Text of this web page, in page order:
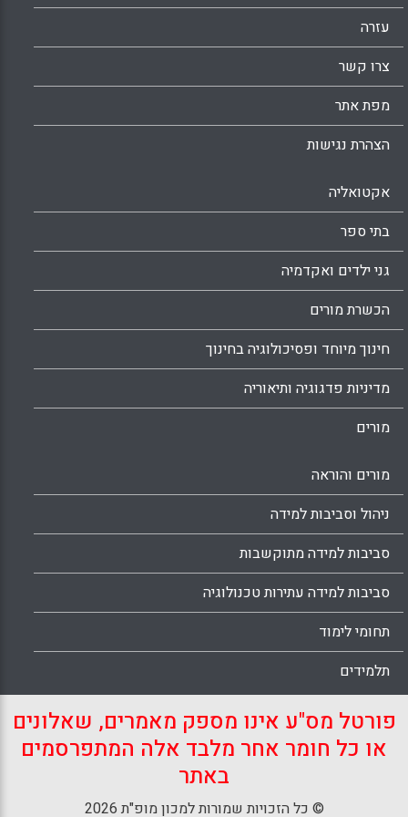
עזרה
צרו קשר
מפת אתר
הצהרת נגישות
אקטואליה
בתי ספר
גני ילדים ואקדמיה
הכשרת מורים
חינוך מיוחד ופסיכולוגיה בחינוך
מדיניות פדגוגיה ותיאוריה
מורים
מורים והוראה
ניהול וסביבות למידה
סביבות למידה מתוקשבות
סביבות למידה עתירות טכנולוגיה
תחומי לימוד
תלמידים
פורטל מס"ע אינו מספק מאמרים, שאלונים
או כל חומר אחר מלבד אלה המתפרסמים
באתר
© כל הזכויות שמורות למכון מופ"ת 2026